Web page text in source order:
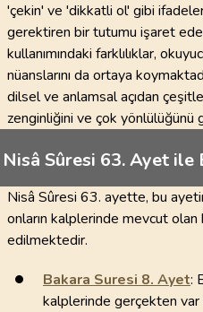
'çekin' ve 'dikkatli ol' gibi
gerektiren bir tutumu işaret
kullanımındaki farklılıklar,
nüanslarını da ortaya
dilsel ve anlamsal açıdan
zenginliğini ve çok yönlülüğünü
Nisâ Sûresi 63. Ayet
Nisâ Sûresi 63. ayette, bu
onların kalplerinde mevcut
edilmektedir.
Bakara Suresi 8. Ayet:
kalplerinde gerçekten var